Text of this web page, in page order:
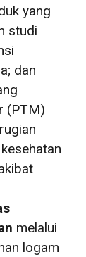
yang
studi
dan
(PTM)
melalui
logam